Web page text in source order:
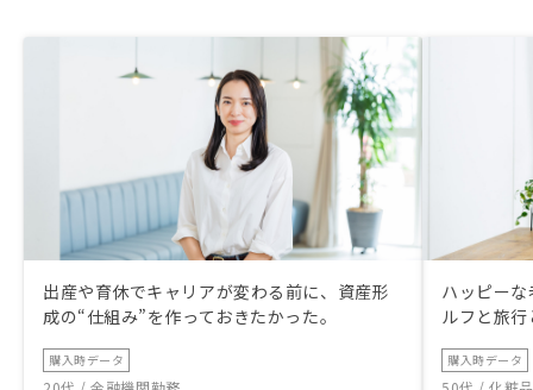
出産や育休でキャリアが変わる前に、資産形
成の“仕組み”を作っておきたかった。
購入時データ
ハッピー
ルフと旅
購入時データ